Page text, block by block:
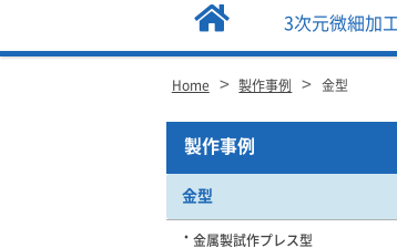
3次元微細加
Home > 製作事例 > 金型
製作事例
金型
金属製試作プレス型